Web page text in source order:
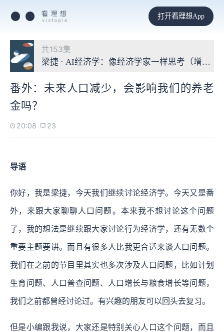
打开看理想App
共153集
梁捷 · AI经济学：像经济学家一样思考（增补版
番外：未来人口减少，会影响我们的养老
金吗？
20:08 23
导语
你好，我是梁捷，今天我们继续讨论经济学。今天又是番
外，来跟大家聊聊人口问题。本来我不想讨论这个问题
了，我的想法是继续跟大家讨论行为经济学，还有无数个
重要主题要讲。而且有很多人比我更合适来谈人口问题。
我们在之前的节目里其实也多次涉及人口问题，比如计划
生育问题、人口普查问题、人口增长与粮食增长等问题，
我们之前都曾经讨论过。有兴趣的朋友可以回头去复习。
但是小编跟我说，大家还是特别关心人口这个问题，而且